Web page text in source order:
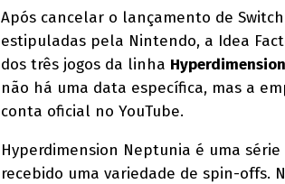
Após cancelar o lançamento de
estipuladas pela Nintendo, a Idea
dos três jogos da linha
não há uma data específica, mas a
conta oficial no YouTube.
Hyperdimension Neptunia é uma
recebido uma variedade de spin-offs.